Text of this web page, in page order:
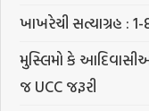
ખાખરેચી સત્યાગ્રહ : 1-
મુસ્લિમો કે
જ UCC જરૂરી